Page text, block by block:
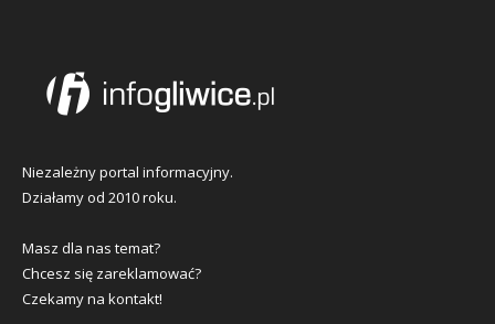
Niezależny portal informacyjny.
Działamy od 2010 roku.
Masz dla nas temat?
Chcesz się zareklamować?
Czekamy na kontakt!